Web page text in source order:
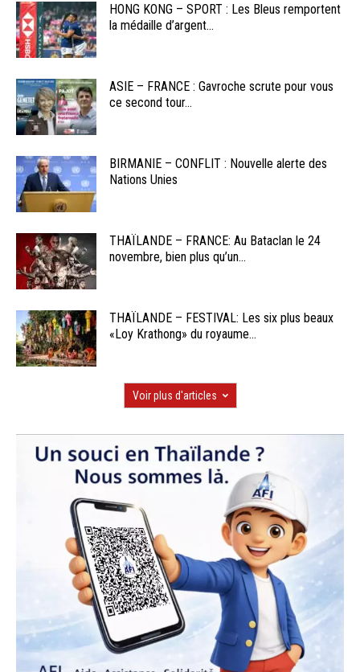
HONG KONG – SPORT : Les Bleus remportent
la médaille d’argent...
ASIE – FRANCE : Gavroche scrute pour vous
ce second tour...
BIRMANIE – CONFLIT : Nouvelle alerte des
Nations Unies
THAÏLANDE – FRANCE: Au Bataclan le 24
novembre, bien plus qu’un...
THAÏLANDE – FESTIVAL: Les six plus beaux
«Loy Krathong» du royaume...
Voir plus d'articles